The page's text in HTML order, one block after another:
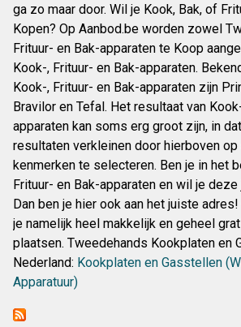
ga zo maar door. Wil je Kook, Bak, of
Kopen? Op Aanbod.be worden zowel
Frituur- en Bak-apparaten te Koop
Kook-, Frituur- en Bak-apparaten.
Kook-, Frituur- en Bak-apparaten zijn
Bravilor en Tefal. Het resultaat van
apparaten kan soms erg groot zijn, in
resultaten verkleinen door hierboven
kenmerken te selecteren. Ben je in het
Frituur- en Bak-apparaten en wil je
Dan ben je hier ook aan het juiste
je namelijk heel makkelijk en geheel
plaatsen. Tweedehands Kookplaten en
Nederland: Kookplaten en Gasstellen
Apparatuur)